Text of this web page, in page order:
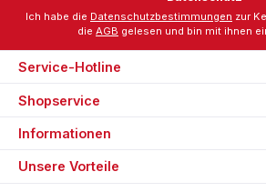
Ich habe die Datenschutzbestimmungen zur
die AGB gelesen und bin mit ihnen
Service-Hotline
Shopservice
Informationen
Unsere Vorteile